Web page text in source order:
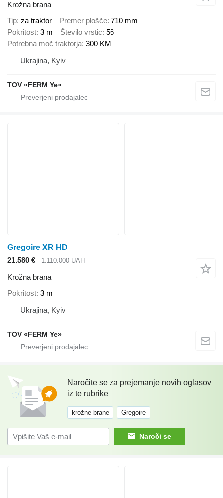
Krožna brana
Tip za traktor Premer plošče 710 mm
Pokritost 3 m Število vrstic 56
Potrebna moč traktorja 300 KM
Ukrajina, Kyiv
TOV «FERM Ye»
Gregoire XR HD
21.580 €
1.110.000 UAH
Krožna brana
Pokritost 3 m
Ukrajina, Kyiv
TOV «FERM Ye»
Naročite se za prejemanje novih oglasov
iz te rubrike
krožne brane Gregoire
Naroči se